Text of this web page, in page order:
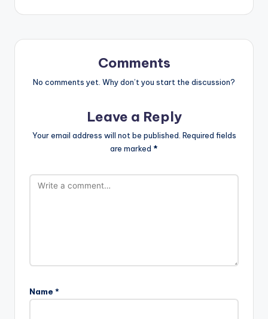
Comments
No comments yet. Why don’t you start the discussion?
Leave a Reply
Your email address will not be published. Required fields
are marked *
Name *